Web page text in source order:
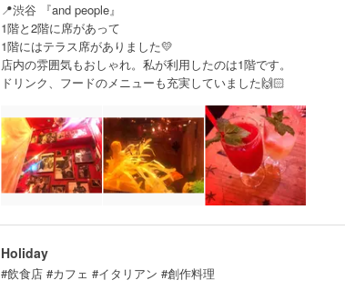
📍渋谷 『and people』
1階と2階に席があって
1階にはテラス席がありました💛
店内の雰囲気もおしゃれ。私が利用したのは1階です。
ドリンク、フードのメニューも充実していました🙌🏻
Holiday
#飲食店 #カフェ #イタリアン #創作料理